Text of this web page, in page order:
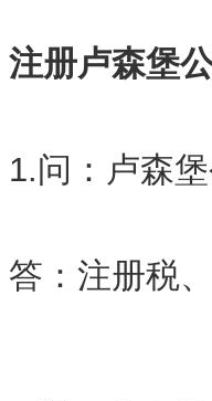
注册卢森堡
1.问：卢森
答：注册税